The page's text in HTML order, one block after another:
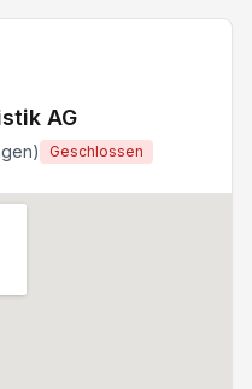
AG
Geschlossen